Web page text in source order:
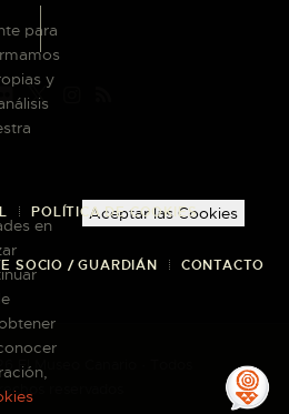
POLÍTICA DE COOKIES
SOCIO / GUARDIÁN CONTACTO
El Museo Canario · Todos
reservados
para
y
en
Aceptar las Cookies